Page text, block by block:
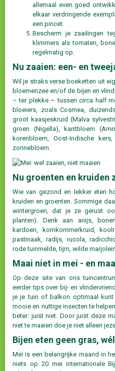
allemaal even goed
elkaar verdringende
een pincet.
Bescherm je zaailingen
klimmers als tomaten,
regelmatig op.
Nu zaaien: een- en
Wil je straks verse boeketten uit
bloemenzee en/of de bijen en
– ter plekke – tussen circa half
bloeiers, zoals Cosmea,
groot kaasjeskruid (Malva
groen (Nigella), kantbloem
korenbloem, Oost-Indische
zonnebloem.
Nu groenten en kruiden
Wie van gezond en lekker eten
kruiden en groenten. Sommige
wintergroen, dat je ze gerust
planten). Denk aan anijs,
kardoen, komkommerkruid,
pastinaak, radijs, rucola,
rode tuinmelde, tijm, wilde
Maai niet in mei - en
Op deze site van ons
eerder tips over bij- en
je je tuin of balkon optimaal
mooie en nuttige insecten te
beter: juist niet. Door juist deze
niet te maaien doe je niet alleen
Bijen eten geen gras,
Mei is een belangrijke maand in
niets op 20 mei internationale